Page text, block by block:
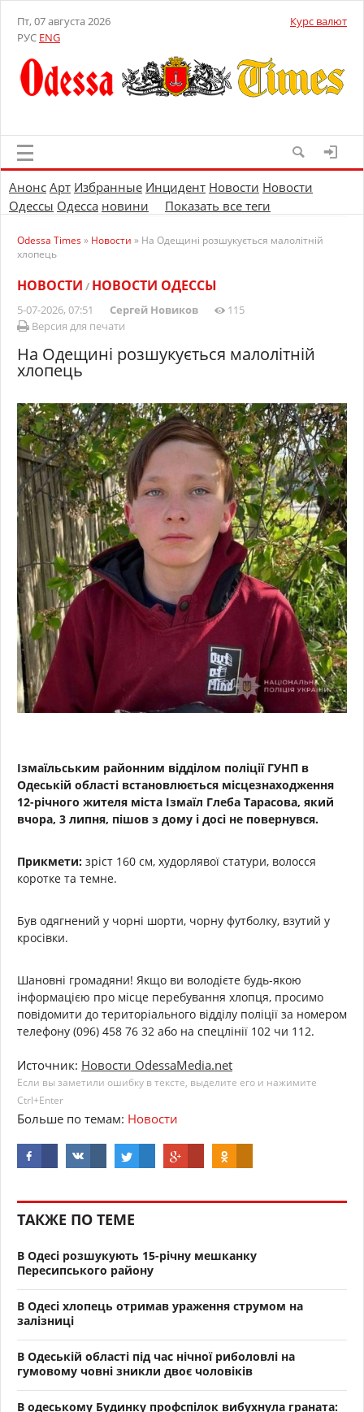
Пт, 07 августа 2026
РУС ENG
Курс валют
Анонс Арт Избранные Инцидент Новости Новости
Одессы Одесса новини Показать все теги
Odessa Times» Новости » На Одещині розшукується малолітній
хлопець
НОВОСТИ / НОВОСТИ ОДЕССЫ
5-07-2026, 07:51 Сергей Новиков
115
Версия для печати
На Одещині розшукується малолітній
хлопець
Ізмаїльським районним відділом поліції ГУНП в
Одеській області встановлюється місцезнаходження
12-річного жителя міста Ізмаїл Глеба Тарасова, який
вчора, 3 липня, пішов з дому і досі не повернувся.
Прикмети: зріст 160 см, худорлявої статури, волосся
коротке та темне.
Був одягнений у чорні шорти, чорну футболку, взутий у
кросівки.
Шановні громадяни! Якщо ви володієте будь-якою
інформацією про місце перебування хлопця, просимо
повідомити до територіального відділу поліції за номером
телефону (096) 458 76 32 або на спецлінії 102 чи 112.
Источник: Новости OdessaMedia.net
Если вы заметили ошибку в тексте, выделите его и нажимите
Ctrl+Enter
Больше по темам: Новости
ТАКЖЕ ПО ТЕМЕ
В Одесі розшукують 15-річну мешканку
Пересипського району
В Одесі хлопець отримав ураження струмом на
залізниці
В Одеській області під час нічної риболовлі на
гумовому човні зникли двоє чоловіків
В одеському Будинку профспілок вибухнула граната: